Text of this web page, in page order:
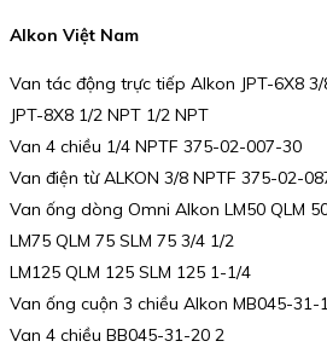
Alkon Việt Nam
Van tác động trực tiếp Alkon JPT-6X8 3/
JPT-8X8 1/2 NPT 1/2 NPT
Van 4 chiều 1/4 NPTF 375-02-007-30
Van điện từ ALKON 3/8 NPTF 375-02-
Van ống dòng Omni Alkon LM50 QLM
LM75 QLM 75 SLM 75 3/4 1/2
LM125 QLM 125 SLM 125 1-1/4
Van ống cuộn 3 chiều Alkon MB045-31-
Van 4 chiều BB045-31-20 2